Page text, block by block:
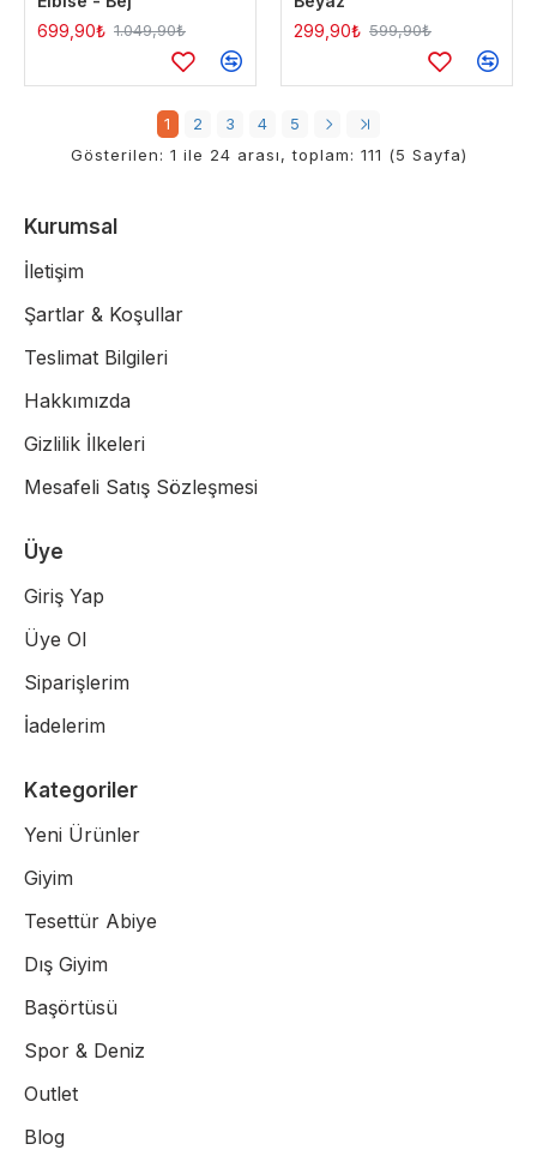
699,90₺ 1.049,90₺
299,90₺ 599,90₺
1 2 3 4
5
Gösterilen: 1 ile 24 arası, toplam: 111 (5 Sayfa)
Kurumsal
İletişim
Şartlar & Koşullar
Teslimat Bilgileri
Hakkımızda
Gizlilik İlkeleri
Mesafeli Satış Sözleşmesi
Üye
Giriş Yap
Üye Ol
Siparişlerim
İadelerim
Kategoriler
Yeni Ürünler
Giyim
Tesettür Abiye
Dış Giyim
Başörtüsü
Spor & Deniz
Outlet
Blog